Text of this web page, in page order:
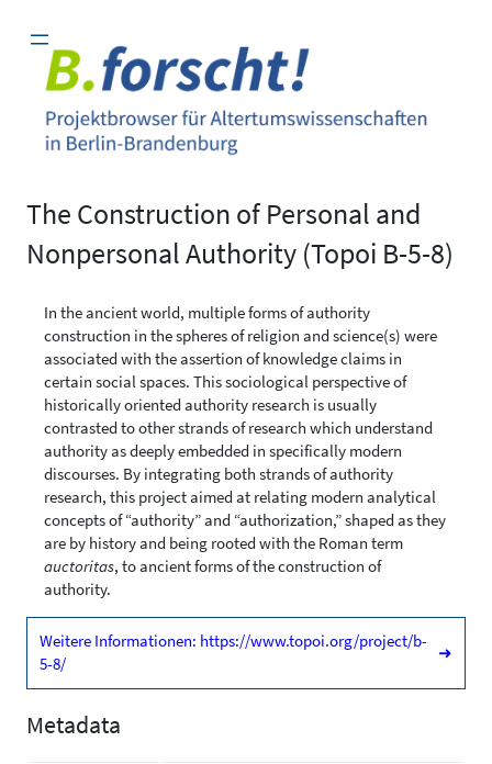
Inhalt
springen
The Construction of Personal and
Nonpersonal Authority (Topoi B-5-8)
In the ancient world, multiple forms of authority
construction in the spheres of religion and science(s) were
associated with the assertion of knowledge claims in
certain social spaces. This sociological perspective of
historically oriented authority research is usually
contrasted to other strands of research which understand
authority as deeply embedded in specifically modern
discourses. By integrating both strands of authority
research, this project aimed at relating modern analytical
concepts of “authority” and “authorization,” shaped as they
are by history and being rooted with the Roman term
auctoritas, to ancient forms of the construction of
authority.
Weitere Informationen: https://www.topoi.org/project/b-
5-8/
➜
Metadata